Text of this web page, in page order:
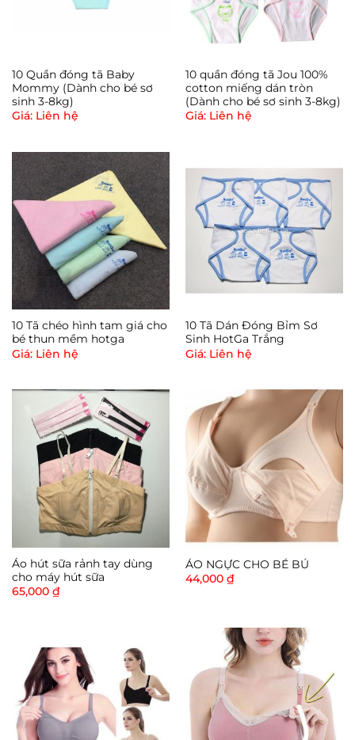
10 Quần đóng tã Baby
Mommy (Dành cho bé sơ
sinh 3-8kg)
Giá: Liên hệ
10 quần đóng tã Jou 100%
cotton miếng dán tròn
(Dành cho bé sơ sinh 3-8kg)
Giá: Liên hệ
10 Tã chéo hình tam giá cho
bé thun mềm hotga
Giá: Liên hệ
10 Tã Dán Đóng Bỉm Sơ
Sinh HotGa Trắng
Giá: Liên hệ
Áo hút sữa rảnh tay dùng
cho máy hút sữa
65,000 ₫
ÁO NGỰC CHO BÉ BÚ
44,000 ₫